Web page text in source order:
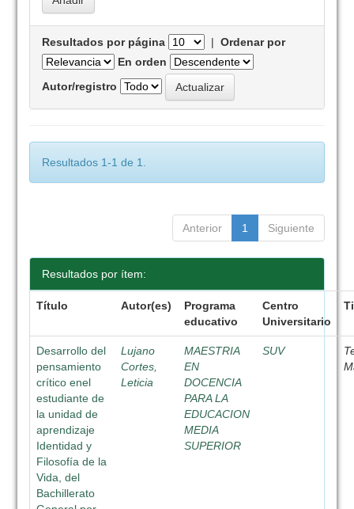
Resultados por página |Ordenar por
En orden
Autor/registro
Resultados 1-1 de 1.
Anterior 1 Siguiente
Resultados por ítem:
Título Autor(es)
Programa
educativo
Centro
Universitario
Desarrollo del
pensamiento
crítico enel
estudiante de
la unidad de
aprendizaje
Identidad y
Filosofía de la
Vida, del
Bachillerato
Lujano
Cortes,
Leticia
MAESTRIA
EN
DOCENCIA
PARA LA
EDUCACION
MEDIA
SUPERIOR
SUV